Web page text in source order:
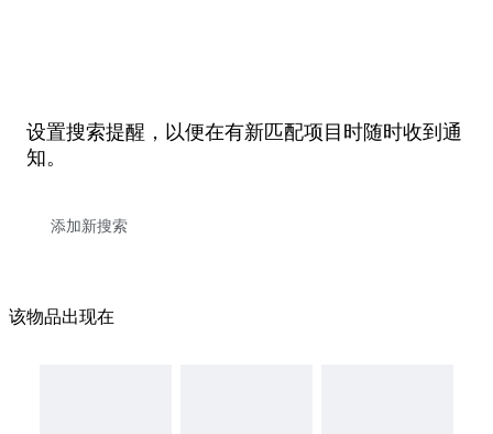
设置搜索提醒，以便在有新匹配项目时随时收到通
知。
该物品出现在